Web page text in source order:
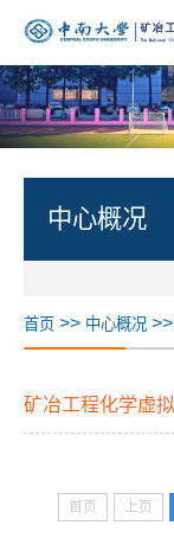
中心概况
首页 >> 中心概况 >>
首页 上页